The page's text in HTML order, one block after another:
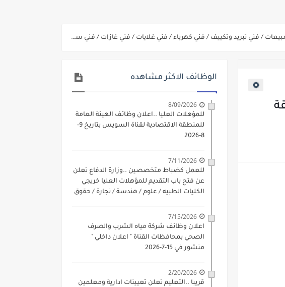
وظيفة معلم مساعد مادتي "الدراسات الاجتماعية" و"اللغة الإنجليزية"
الوظائف الاكثر مشاهده
8/09/2026
للمؤهلات العليا ..اعلان وظائف الهيئة العامة
للمنطقة الاقتصادية لقناة السويس بتاريخ 9-
8-2026
7/11/2026
للعمل كضباط متخصصين ..وزارة الدفاع تعلن
عن فتح باب التقديم للمؤهلات العليا خريجي
الكليات الطبيه / علوم / هندسة / تجارة / حقوق
7/15/2026
اعلان وظائف شركة مياه الشرب والصرف
الصحي بمحافظات القناة " اعلان داخلي "
منشور في 15-7-2026
2/20/2026
قريبا ..التعليم تعلن تعيينات ادارية ومعلمين